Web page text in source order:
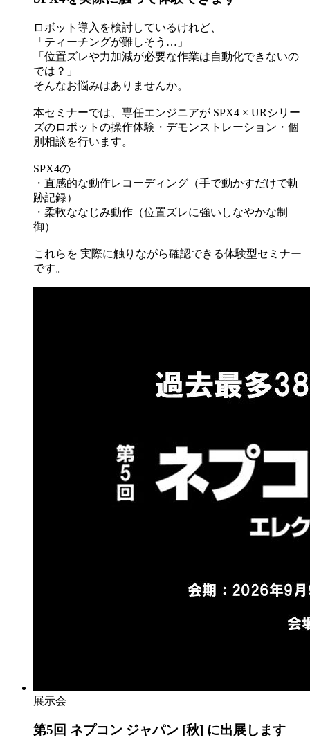
ロボット導入を検討しているけれど、
「ティーチングが難しそう…」
「位置ズレや力加減が必要な作業は自動化できないの
では？」
そんなお悩みはありませんか。
本セミナーでは、専任エンジニアが SPX4 × URシリー
ズのロボットの操作体験・デモンストレーション・個
別相談を行います。
SPX4の
・直感的な動作レコーディング（手で動かすだけで軌
跡記録）
・柔軟ななじみ動作（位置ズレに強いしなやかな制
御）
これらを 実際に触りながら確認できる体験型セミナー
です。
展示会
第5回 ネプコン ジャパン [秋] に出展します